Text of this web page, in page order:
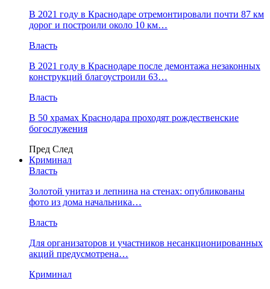
В 2021 году в Краснодаре отремонтировали почти 87 км
дорог и построили около 10 км…
Власть
В 2021 году в Краснодаре после демонтажа незаконных
конструкций благоустроили 63…
Власть
В 50 храмах Краснодара проходят рождественские
богослужения
Пред След
Криминал
Власть
​Золотой унитаз и лепнина на стенах: опубликованы
фото из дома начальника…
Власть
Для организаторов и участников несанкционированных
акций предусмотрена…
Криминал